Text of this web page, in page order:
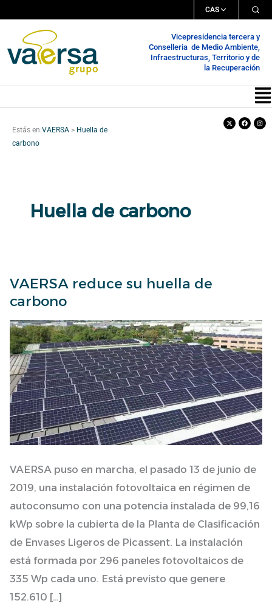
contenido
CAS
Vicepresidencia tercera y
Conselleria de Medio Ambiente,
Infraestructuras, Territorio y de
la Recuperación
Estás en:VAERSA > Huella de
carbono
X-
twitter
Facebook
Huella de carbono
VAERSA reduce su huella de
carbono
VAERSA puso en marcha, el pasado 13 de junio de
2019, una instalación fotovoltaica en régimen de
autoconsumo con una potencia instalada de 99,16
kWp sobre la cubierta de la Planta de Clasificación
de Envases Ligeros de Picassent. La instalación
está formada por 296 paneles fotovoltaicos de
335 Wp cada uno. Está previsto que genere
152.610 […]
VAERSA
reduce
su
huella
de
carbono